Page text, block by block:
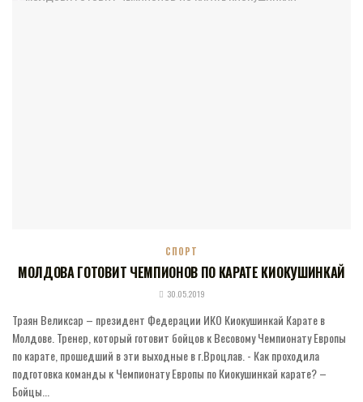
СПОРТ
МОЛДОВА ГОТОВИТ ЧЕМПИОНОВ ПО КАРАТЕ КИОКУШИНКАЙ
30.05.2019
Траян Великсар – президент Федерации ИКО Киокушинкай Карате в
Молдове. Тренер, который готовит бойцов к Весовому Чемпионату Европы
по карате, прошедший в эти выходные в г.Вроцлав. - Как проходила
подготовка команды к Чемпионату Европы по Киокушинкай карате? –
Бойцы...